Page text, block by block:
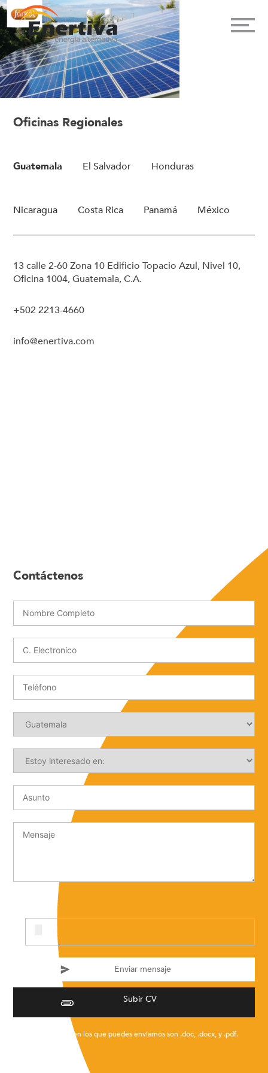
Oficinas Regionales
Guatemala El Salvador Honduras
Nicaragua Costa Rica Panamá México
13 calle 2-60 Zona 10 Edificio Topacio Azul, Nivel 10,
Oficina 1004, Guatemala, C.A.
+502 2213-4660
info@enertiva.com
Contáctenos
Subir CV
* Los formatos en los que puedes enviarnos son .doc, .docx, y .pdf.